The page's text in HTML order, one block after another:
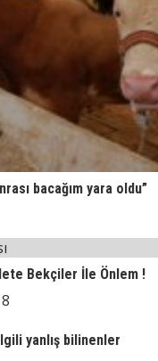
bacağım yara oldu”
Bekçiler İle Önlem !
yanlış bilinenler